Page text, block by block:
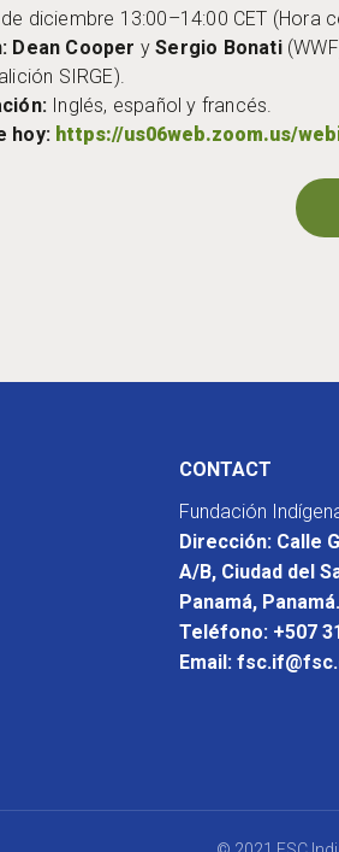
diciembre 13:00–14:00 CET (Hora
Dean Cooper ySergio Bonati
SIRGE).
Inglés, español y francés.
hoy: https://us06web.zoom.us/
CONTACT
Fundación
Dirección: Calle
A/B, Ciudad del
Panamá, Panamá.
Teléfono: +507
Email: